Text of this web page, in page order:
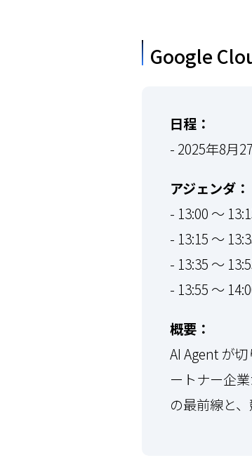
Google
日程：
- 2025年8月
アジェンダ：
- 13:00 ～
- 13:15 ～
- 13:35 ～
- 13:55 ～
概要：
AI Agent が
ートナー企
の最前線と